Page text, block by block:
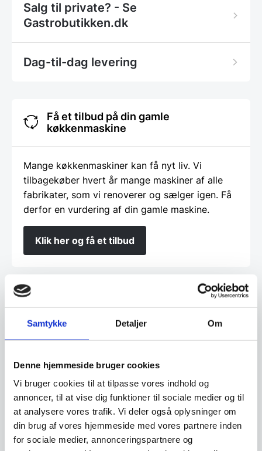
Samtykke Detaljer Om
Denne hjemmeside bruger cookies
Vi bruger cookies til at tilpasse vores indhold og
annoncer, til at vise dig funktioner til sociale medier og til
at analysere vores trafik. Vi deler også oplysninger om
din brug af vores hjemmeside med vores partnere inden
for sociale medier, annonceringspartnere og
Salg til private? - Se
Gastrobutikken.dk
Dag-til-dag levering
Få et tilbud på din gamle
køkkenmaskine
Mange køkkenmaskiner kan få nyt liv. Vi
tilbagekøber hvert år mange maskiner af alle
fabrikater, som vi renoverer og sælger igen. Få
derfor en vurdering af din gamle maskine.
Klik her og få et tilbud
samarbejdspartnere. Du findes vores beregner
og ansøgningsskema her:
Beregn og ansøg her